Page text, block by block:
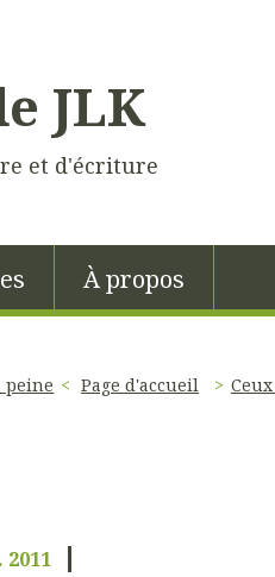
JLK
et d'écriture
À propos
peine Page d'accueil
2011